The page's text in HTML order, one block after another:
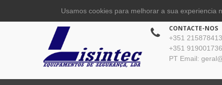
CONTACTE-NOS
+351
+351
PT Email:
Usamos cookies para melhorar a sua experiencia